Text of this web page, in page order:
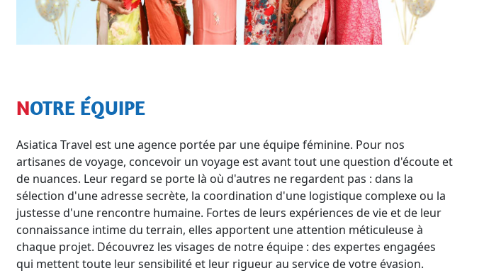
NOTRE ÉQUIPE
Asiatica Travel est une agence portée par une équipe féminine. Pour nos
artisanes de voyage, concevoir un voyage est avant tout une question d'écoute et
de nuances. Leur regard se porte là où d'autres ne regardent pas : dans la
sélection d'une adresse secrète, la coordination d'une logistique complexe ou la
justesse d'une rencontre humaine. Fortes de leurs expériences de vie et de leur
connaissance intime du terrain, elles apportent une attention méticuleuse à
chaque projet. Découvrez les visages de notre équipe : des expertes engagées
qui mettent toute leur sensibilité et leur rigueur au service de votre évasion.